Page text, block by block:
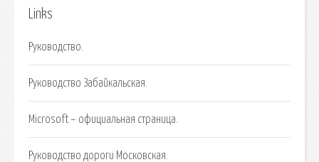
Links
Руководство.
Руководство Забайкальская.
Microsoft – официальная страница.
Руководство дороги Московская.